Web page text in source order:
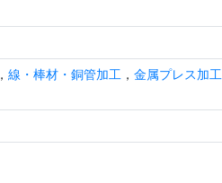
， 線・棒材・銅管加工 ， 金属プレス加工